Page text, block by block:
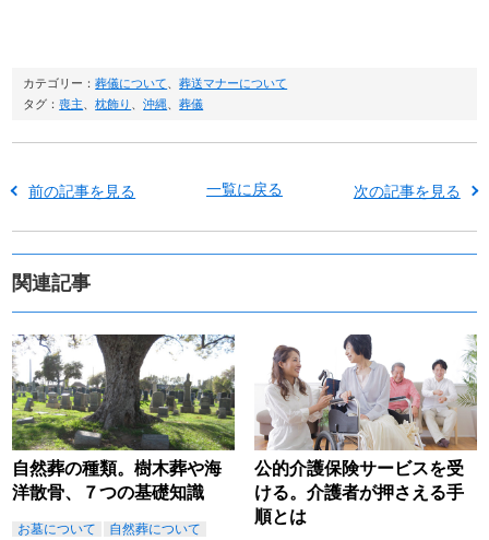
カテゴリー：葬儀について 、葬送マナーについて
タグ：喪主 、枕飾り 、沖縄 、葬儀
前の記事を見る 一覧に戻る 次の記事を見る
関連記事
自然葬の種類。樹木葬や海
洋散骨、７つの基礎知識
お墓について
自然葬について
公的介護保険サービスを受
ける。介護者が押さえる手
順とは